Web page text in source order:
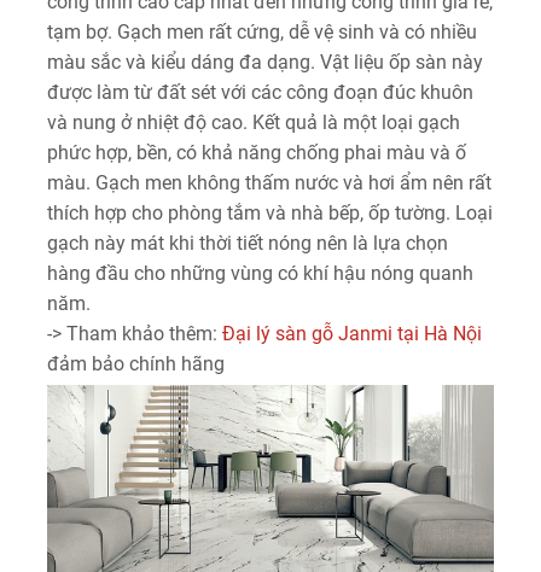
tạm bợ. Gạch men rất cứng, dễ vệ sinh và có nhiều
màu sắc và kiểu dáng đa dạng. Vật liệu ốp sàn này
được làm từ đất sét với các công đoạn đúc khuôn
và nung ở nhiệt độ cao. Kết quả là một loại gạch
phức hợp, bền, có khả năng chống phai màu và ố
màu. Gạch men không thấm nước và hơi ẩm nên rất
thích hợp cho phòng tắm và nhà bếp, ốp tường. Loại
gạch này mát khi thời tiết nóng nên là lựa chọn
hàng đầu cho những vùng có khí hậu nóng quanh
năm.
-> Tham khảo thêm: Đại lý sàn gỗ Janmi tại Hà Nội
đảm bảo chính hãng